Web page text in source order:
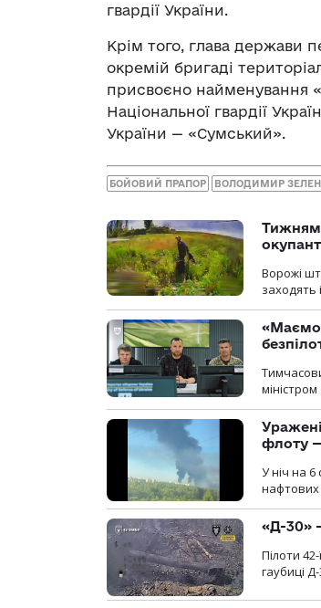
гвардії України.
Крім того, глава держави
окремій бригаді
присвоєно найменування
Національної гвардії
України — «Сумський».
БОЙОВИЙ ПРАПОР ВОЛОДИМИР
Ворожі
заходять
«Маємо
флоту
У ніч на 6
нафтових
«Д-30»
Пілоти
гаубиці